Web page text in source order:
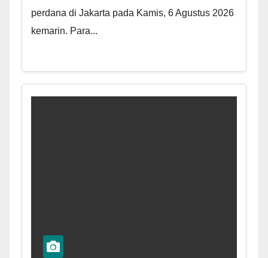
perdana di Jakarta pada Kamis, 6 Agustus 2026
kemarin. Para...